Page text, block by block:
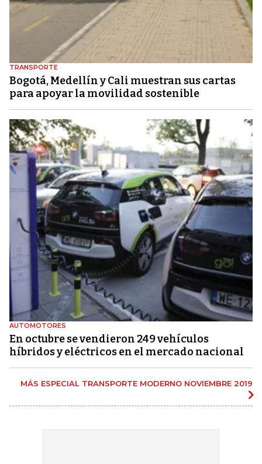
TRANSPORTE
Bogotá, Medellín y Cali muestran sus cartas
para apoyar la movilidad sostenible
AUTOMOTORES
En octubre se vendieron 249 vehículos
híbridos y eléctricos en el mercado nacional
MÁS ESPECIAL TRANSPORTE MODERNO NOVIEMBRE 2019